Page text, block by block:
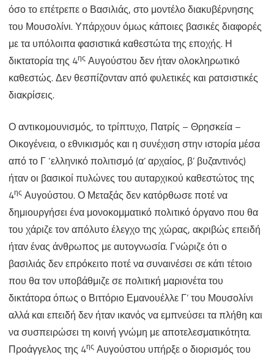
όσο το επέτρεπε ο Βασιλιάς, στο μοντέλο διακυβέρνησης
του Μουσολίνι. Υπάρχουν όμως κάποιες βασικές διαφορές
με τα υπόλοιπα φασιστικά καθεστώτα της εποχής. Η
δικτατορία της 4ης Αυγούστου δεν ήταν ολοκληρωτικό
καθεστώς. Δεν θεσπίζονταν από φυλετικές και ρατσιστικές
διακρίσεις.
Ο αντικομουνισμός, το τρίπτυχο, Πατρίς – Θρησκεία –
Οικογένεια, ο εθνικισμός και η συνέχιση στην ιστορία μέσα
από το Γ ‘ελληνικό πολιτισμό (α’ αρχαίος, β’ βυζαντινός)
ήταν οι βασικοί πυλώνες του αυταρχικού καθεστώτος της
4ης Αυγούστου. Ο Μεταξάς δεν κατόρθωσε ποτέ να
δημιουργήσει ένα μονοκομματικό πολιτικό όργανο που θα
του χάριζε τον απόλυτο έλεγχο της χώρας, ακριβώς επειδή
ήταν ένας άνθρωπος με αυτογνωσία. Γνώριζε ότι ο
βασιλιάς δεν επρόκειτο ποτέ να συναινέσει σε κάτι τέτοιο
που θα τον υποβάθμιζε σε πολιτική μαριονέτα του
δικτάτορα όπως ο Βιττόριο Εμανουέλλε Γ’ του Μουσολίνι
αλλά και επειδή δεν ήταν ικανός να εμπνεύσει τα πλήθη και
να συσπειρώσει τη κοινή γνώμη με αποτελεσματικότητα.
Προάγγελος της 4ης Αυγούστου υπήρξε ο διορισμός του